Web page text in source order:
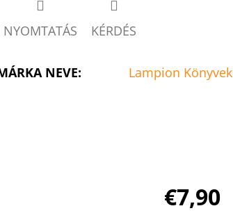
NYOMTATÁS KÉRDÉS
NEVE: Lampion Könyvek
€7,90